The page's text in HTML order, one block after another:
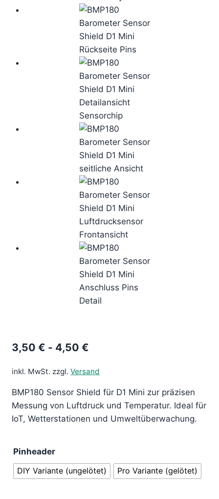
3,50 € - 4,50 €
inkl. MwSt. zzgl. Versand
BMP180 Sensor Shield für D1 Mini zur präzisen
Messung von Luftdruck und Temperatur. Ideal für
IoT, Wetterstationen und Umweltüberwachung.
Pinheader
DIY Variante (ungelötet)
Pro Variante (gelötet)